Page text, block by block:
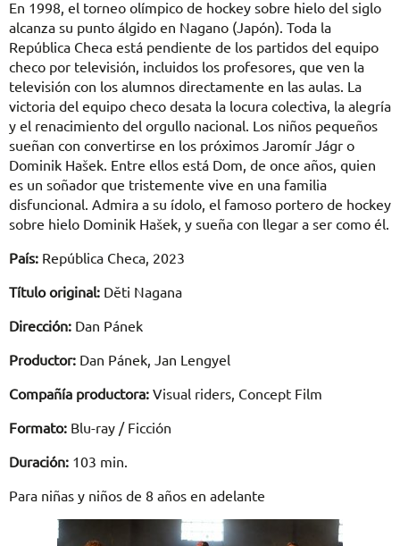
En 1998, el torneo olímpico de hockey sobre hielo del siglo
alcanza su punto álgido en Nagano (Japón). Toda la
República Checa está pendiente de los partidos del equipo
checo por televisión, incluidos los profesores, que ven la
televisión con los alumnos directamente en las aulas. La
victoria del equipo checo desata la locura colectiva, la alegría
y el renacimiento del orgullo nacional. Los niños pequeños
sueñan con convertirse en los próximos Jaromír Jágr o
Dominik Hašek. Entre ellos está Dom, de once años, quien
es un soñador que tristemente vive en una familia
disfuncional. Admira a su ídolo, el famoso portero de hockey
sobre hielo Dominik Hašek, y sueña con llegar a ser como él.
País: República Checa, 2023
Título original: Dĕti Nagana
Dirección: Dan Pánek
Productor: Dan Pánek, Jan Lengyel
Compañía productora: Visual riders, Concept Film
Formato: Blu-ray / Ficción
Duración: 103 min.
Para niñas y niños de 8 años en adelante